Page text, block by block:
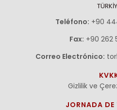
Teléfono: +90
Fax: +90 262
Correo Electrónico:
Gizlilik ve
JORNADA DE